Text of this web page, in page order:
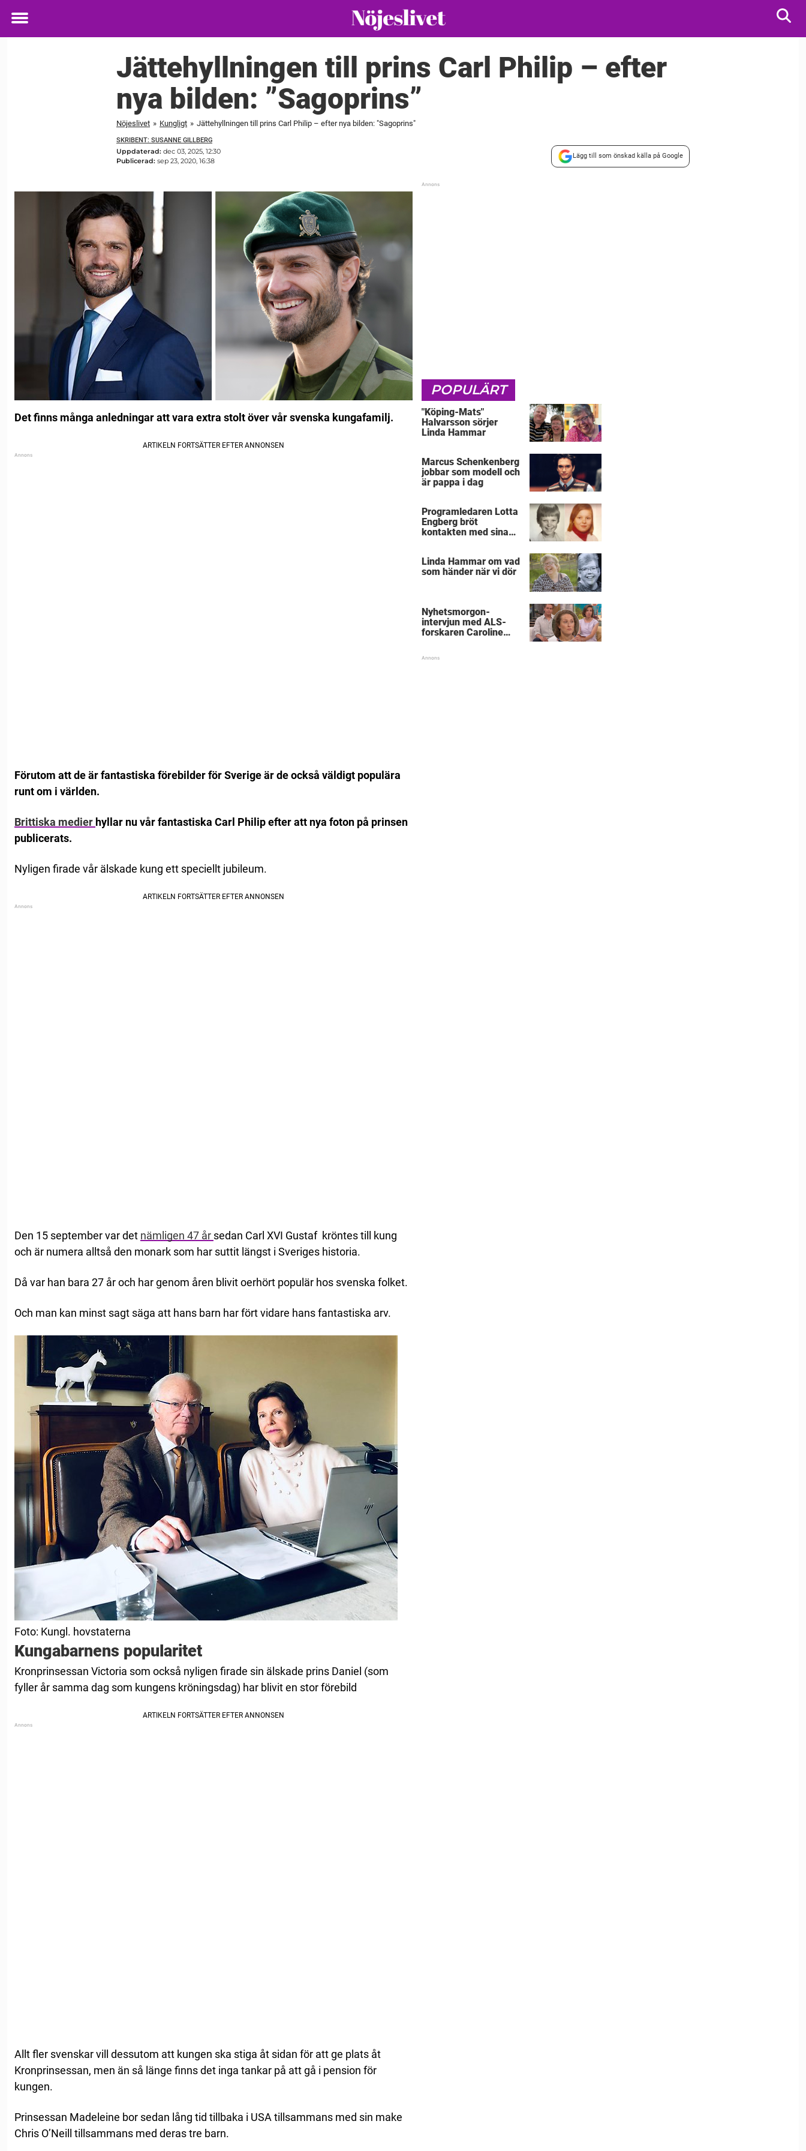
Toggle
Jättehyllningen till prins Carl Philip – efter
nya bilden: ”Sagoprins”
Nöjeslivet » Kungligt » Jättehyllningen till prins Carl Philip – efter nya bilden: "Sagoprins"
SKRIBENT: SUSANNE GILLBERG
Uppdaterad: dec 03, 2025, 12:30
Publicerad: sep 23, 2020, 16:38
Lägg till som önskad källa på Google
Det finns många anledningar att vara extra stolt över vår svenska kungafamilj.
Förutom att de är fantastiska förebilder för Sverige är de också väldigt populära
runt om i världen.
Brittiska medier hyllar nu vår fantastiska Carl Philip efter att nya foton på prinsen
publicerats.
Nyligen firade vår älskade kung ett speciellt jubileum.
Den 15 september var det nämligen 47 år sedan Carl XVI Gustaf kröntes till kung
och är numera alltså den monark som har suttit längst i Sveriges historia.
Då var han bara 27 år och har genom åren blivit oerhört populär hos svenska folket.
Och man kan minst sagt säga att hans barn har fört vidare hans fantastiska arv.
Foto: Kungl. hovstaterna
Kungabarnens popularitet
Kronprinsessan Victoria som också nyligen firade sin älskade prins Daniel (som
fyller år samma dag som kungens kröningsdag) har blivit en stor förebild
Allt fler svenskar vill dessutom att kungen ska stiga åt sidan för att ge plats åt
Kronprinsessan, men än så länge finns det inga tankar på att gå i pension för
kungen.
Prinsessan Madeleine bor sedan lång tid tillbaka i USA tillsammans med sin make
Chris O’Neill tillsammans med deras tre barn.
POPULÄRT
"Köping-Mats"
Halvarsson sörjer
Linda Hammar
Marcus Schenkenberg
jobbar som modell och
är pappa i dag
Programledaren Lotta
Engberg bröt
kontakten med sina
Linda Hammar om vad
som händer när vi dör
Nyhetsmorgon-
intervjun med ALS-
forskaren Caroline